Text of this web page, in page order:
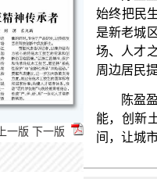
上一版 下一版
陈盈盈代表认为，深
能，创新土地集约利用模
间，让城市肌理更精致。